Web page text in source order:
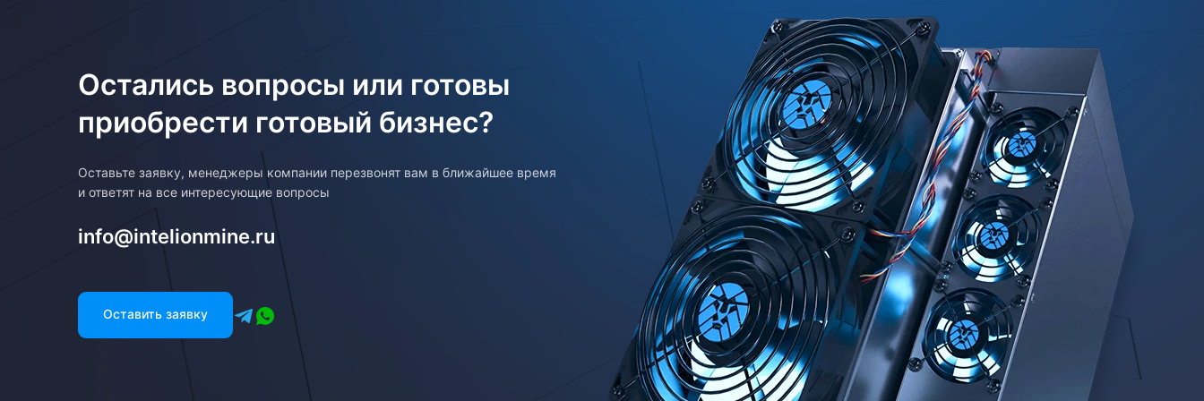
Остались вопросы или готовы
приобрести готовый бизнес?
Оставьте заявку, менеджеры компании перезвонят вам в ближайшее время
и ответят на все интересующие вопросы
info@intelionmine.ru
Оставить заявку